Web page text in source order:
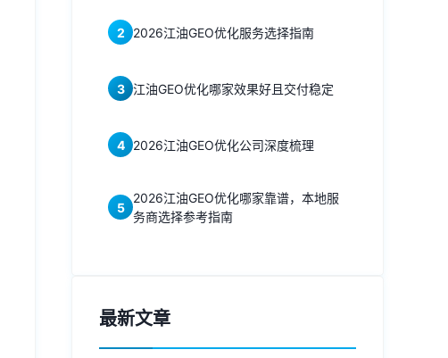
2 2026江油GEO优化服务选择指南
3 江油GEO优化哪家效果好且交付稳定
4 2026江油GEO优化公司深度梳理
5
2026江油GEO优化哪家靠谱，本地服
务商选择参考指南
最新文章